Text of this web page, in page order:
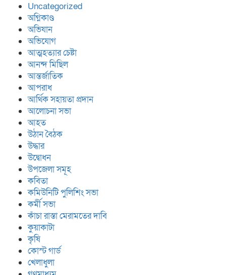
Uncategorized
অগ্নিকাণ্ড
অভিযান
অভিযোগ
আত্মহত্যার চেষ্টা
আনন্দ মিছিল
আন্তর্জাতিক
আপরাধ
আর্থিক সহায়তা প্রদান
আলোচনা সভা
আহত
উঠান বৈঠক
উদ্ধার
উদ্বোধন
উপজেলা সমূহ
কবিতা
কমিউনিটি পুলিশিং সভা
কর্মী সভা
কাঁচা রাস্তা মেরামতের দাবি
কুয়াকাটা
কৃষি
কোস্ট গার্ড
খেলাধুলা